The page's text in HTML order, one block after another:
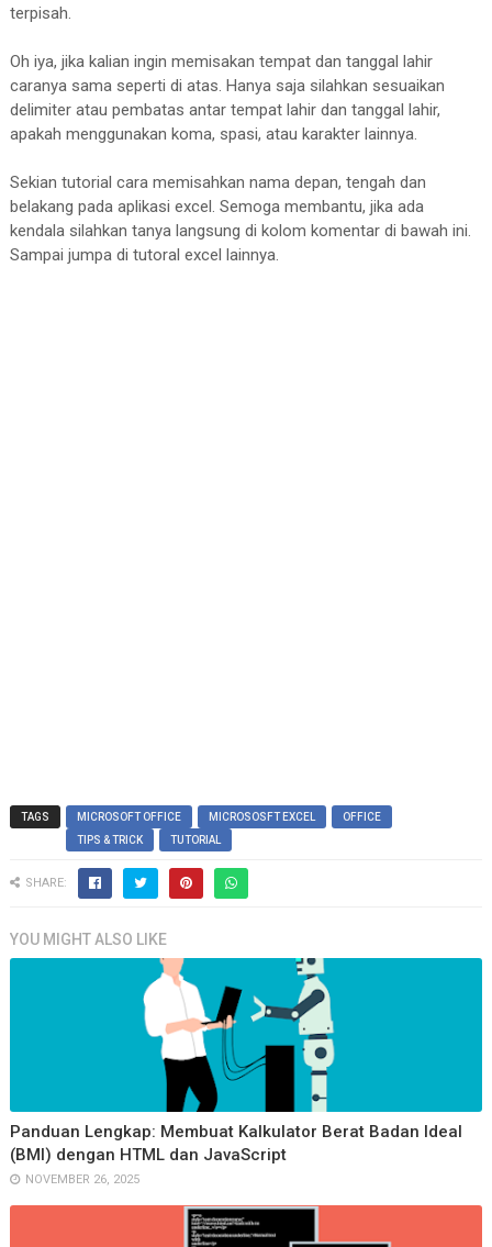
terpisah.
Oh iya, jika kalian ingin memisakan tempat dan tanggal lahir
caranya sama seperti di atas. Hanya saja silahkan sesuaikan
delimiter atau pembatas antar tempat lahir dan tanggal lahir,
apakah menggunakan koma, spasi, atau karakter lainnya.
Sekian tutorial cara memisahkan nama depan, tengah dan
belakang pada aplikasi excel. Semoga membantu, jika ada
kendala silahkan tanya langsung di kolom komentar di bawah ini.
Sampai jumpa di tutoral excel lainnya.
TAGS MICROSOFT OFFICE MICROSOSFT EXCEL
OFFICE
TIPS & TRICK
TUTORIAL
SHARE:
YOU MIGHT ALSO LIKE
Panduan Lengkap: Membuat Kalkulator Berat Badan Ideal
(BMI) dengan HTML dan JavaScript
NOVEMBER 26, 2025